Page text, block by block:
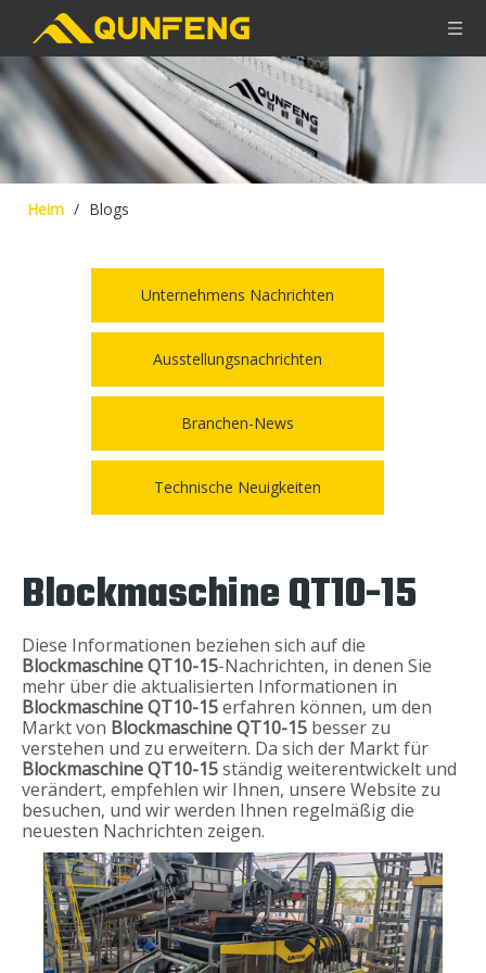
Heim / Blogs
Unternehmens Nachrichten
Ausstellungsnachrichten
Branchen-News
Technische Neuigkeiten
Blockmaschine QT10-15
Diese Informationen beziehen sich auf die
Blockmaschine QT10-15-Nachrichten, in denen Sie
mehr über die aktualisierten Informationen in
Blockmaschine QT10-15erfahren können, um den
Markt von Blockmaschine QT10-15 besser zu
verstehen und zu erweitern. Da sich der Markt für
Blockmaschine QT10-15ständig weiterentwickelt und
verändert, empfehlen wir Ihnen, unsere Website zu
besuchen, und wir werden Ihnen regelmäßig die
neuesten Nachrichten zeigen.